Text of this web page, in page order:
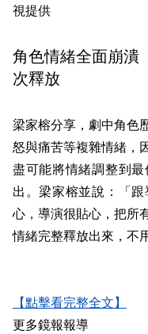
視提供
角色情緒全面崩
次釋放
梁家榕分享，劇中角色
怒與痛苦等複雜情緒，
盡可能將情緒調整到
出。梁家榕並說：「
心，導演很貼心，把所
情緒完整釋放出來，不
【點擊看完整全文】
更多鏡報報導